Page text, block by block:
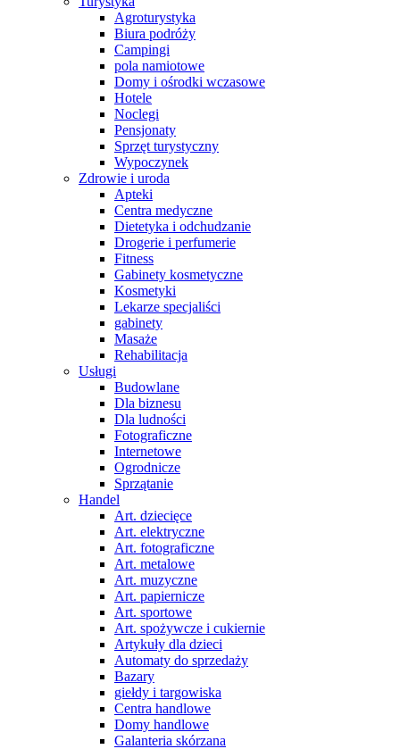
Agroturystyka
Biura podróży
Campingi
pola namiotowe
Domy i ośrodki wczasowe
Hotele
Noclegi
Pensjonaty
Sprzęt turystyczny
Wypoczynek
Zdrowie i uroda
Apteki
Centra medyczne
Dietetyka i odchudzanie
Drogerie i perfumerie
Fitness
Gabinety kosmetyczne
Kosmetyki
Lekarze specjaliści
gabinety
Masaże
Rehabilitacja
Usługi
Budowlane
Dla biznesu
Dla ludności
Fotograficzne
Internetowe
Ogrodnicze
Sprzątanie
Handel
Art. dziecięce
Art. elektryczne
Art. fotograficzne
Art. metalowe
Art. muzyczne
Art. papiernicze
Art. sportowe
Art. spożywcze i cukiernie
Artykuły dla dzieci
Automaty do sprzedaży
Bazary
giełdy i targowiska
Centra handlowe
Domy handlowe
Galanteria skórzana